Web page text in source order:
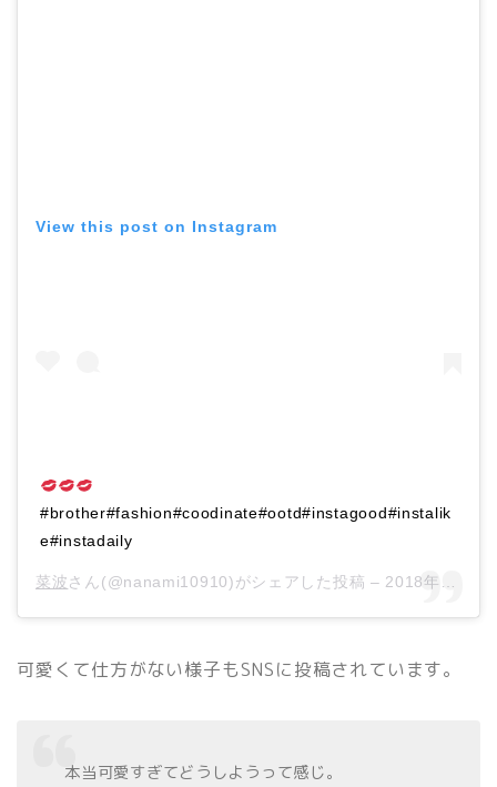
View this post on Instagram
#brother#fashion#coodinate#ootd#instagood#instalik
e#instadaily
菜波さん(@nanami10910)がシェアした投稿 – 2018年11月月11日午前5時10分PST
可愛くて仕方がない様子もSNSに投稿されています。
本当可愛すぎてどうしようって感じ。